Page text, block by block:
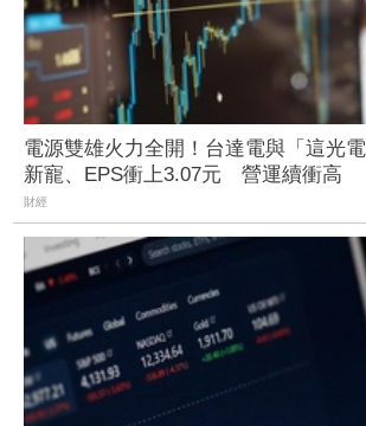
電源雙雄火力全開！台達電與「這光
新寵、EPS衝上3.07元 營運續衝高
財經